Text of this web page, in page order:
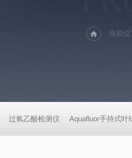
当前
过氧乙酸检测仪 Aquafluor手持式叶